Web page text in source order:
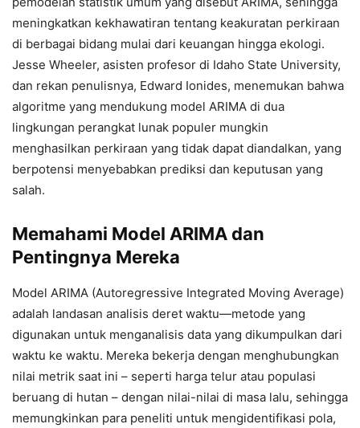
meningkatkan kekhawatiran tentang keakuratan perkiraan
di berbagai bidang mulai dari keuangan hingga ekologi.
Jesse Wheeler, asisten profesor di Idaho State University,
dan rekan penulisnya, Edward Ionides, menemukan bahwa
algoritme yang mendukung model ARIMA di dua
lingkungan perangkat lunak populer mungkin
menghasilkan perkiraan yang tidak dapat diandalkan, yang
berpotensi menyebabkan prediksi dan keputusan yang
salah.
Memahami Model ARIMA dan
Pentingnya Mereka
Model ARIMA (Autoregressive Integrated Moving Average)
adalah landasan analisis deret waktu—metode yang
digunakan untuk menganalisis data yang dikumpulkan dari
waktu ke waktu. Mereka bekerja dengan menghubungkan
nilai metrik saat ini – seperti harga telur atau populasi
beruang di hutan – dengan nilai-nilai di masa lalu, sehingga
memungkinkan para peneliti untuk mengidentifikasi pola,